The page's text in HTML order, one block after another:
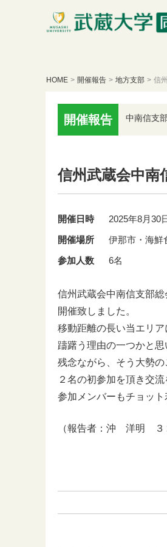
HOME > 開催報告 > 地方支部 > 信
開催報告 中南信支部
信州武蔵会中南
開催日時
2025年8月30
開催場所
伊那市・海鮮
参加人数
6名
信州武蔵会中南信支部
開催致しました。
移動距離の長い当エリ
躊躇う理由の一つかと
残念ながら、そう大勢
２名の初参加を頂き交流
参加メンバーもチョット
（報告者：沖 洋明 ３